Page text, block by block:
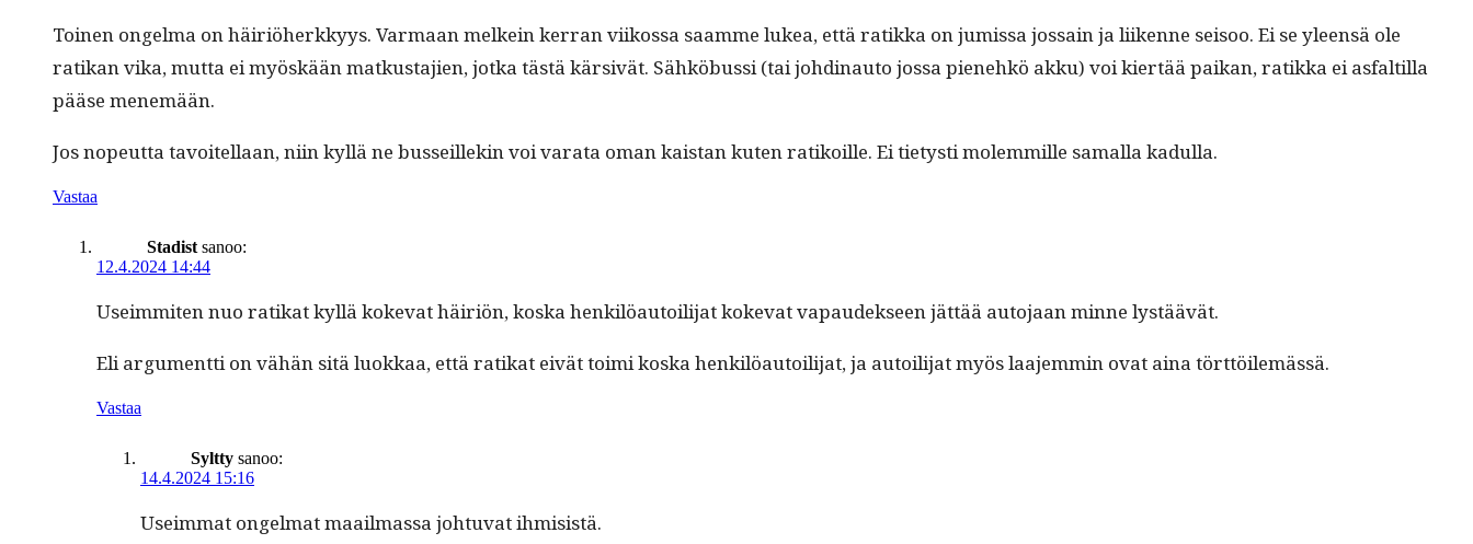
Toinen ongel­ma on häir­iöherkkyys. Var­maan melkein ker­ran viikos­sa saamme lukea, että ratik­ka on jumis­sa jos­sain ja liikenne seisoo. Ei se yleen­sä ole
ratikan vika, mut­ta ei myöskään matkus­ta­jien, jot­ka tästä kär­sivät. Sähköbus­si (tai johd­in­au­to jos­sa pienehkö akku) voi kiertää paikan, ratik­ka ei asfaltil­la
pääse menemään.
Jos nopeut­ta tavoitel­laan, niin kyl­lä ne bus­seillekin voi vara­ta oman kaistan kuten ratikoille. Ei tietysti molem­mille samal­la kadulla.
Vastaa
Stadist sanoo:
12.4.2024 14:44
Useim­miten nuo ratikat kyl­lä koke­vat häir­iön, kos­ka henkilöau­toil­i­jat koke­vat vapaudek­seen jät­tää auto­jaan minne lystäävät.
Eli argu­ment­ti on vähän sitä luokkaa, että ratikat eivät toi­mi kos­ka henkilöau­toil­i­jat, ja autoil­i­jat myös laa­jem­min ovat aina törttöilemässä.
Vastaa
Syltty sanoo:
14.4.2024 15:16
Useim­mat ongel­mat maail­mas­sa johtu­vat ihmisistä.